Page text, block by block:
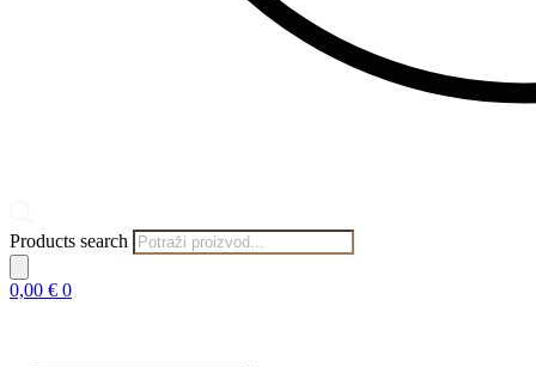
Products search
0,00 € 0